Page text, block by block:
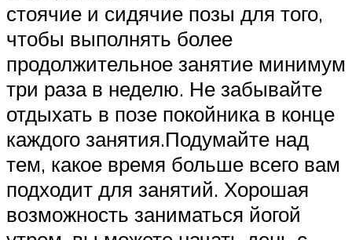
стоячие и сидячие позы для того,
чтобы выполнять более
продолжительное занятие минимум
три раза в неделю. Не забывайте
отдыхать в позе покойника в конце
каждого занятия.Подумайте над
тем, какое время больше всего вам
подходит для занятий. Хорошая
возможность заниматься йогой